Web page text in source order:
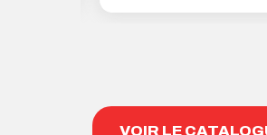
VOIR LE